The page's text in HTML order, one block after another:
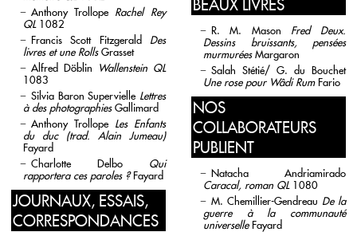
Anthony Trollope Rachel Rey
QL 1082
Francis Scott Fitzgerald Des
livres et une RollsGrasset
Alfred Döblin Wallenstein QL
1083
Silvia Baron Supervielle Lettres
à des photographiesGallimard
Anthony Trollope Les Enfants
du duc (trad. Alain Jumeau)
Fayard
Charlotte Delbo Qui
rapportera ces paroles ?Fayard
JOURNAUX, ESSAIS,
CORRESPONDANCES
BEAUX LIVRES
R. M. Mason Fred Deux.
Dessins bruissants, pensées
murmuréesMargaron
Salah Stétié/ G. du Bouchet
Une rose pour Wâdi RumFario
NOS
COLLABORATEURS
PUBLIENT
Natacha Andriamirado
Caracal, roman QL 1080
M. Chemillier-Gendreau De la
guerre à la communauté
universelleFayard